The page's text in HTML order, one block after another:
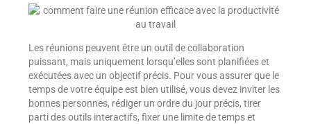
Les réunions peuvent être un outil de collaboration
puissant, mais uniquement lorsqu’elles sont planifiées et
exécutées avec un objectif précis. Pour vous assurer que le
temps de votre équipe est bien utilisé, vous devez inviter les
bonnes personnes, rédiger un ordre du jour précis, tirer
parti des outils interactifs, fixer une limite de temps et